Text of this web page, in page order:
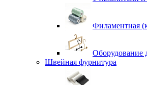
Филаментная
Оборудование
Швейная фурнитура